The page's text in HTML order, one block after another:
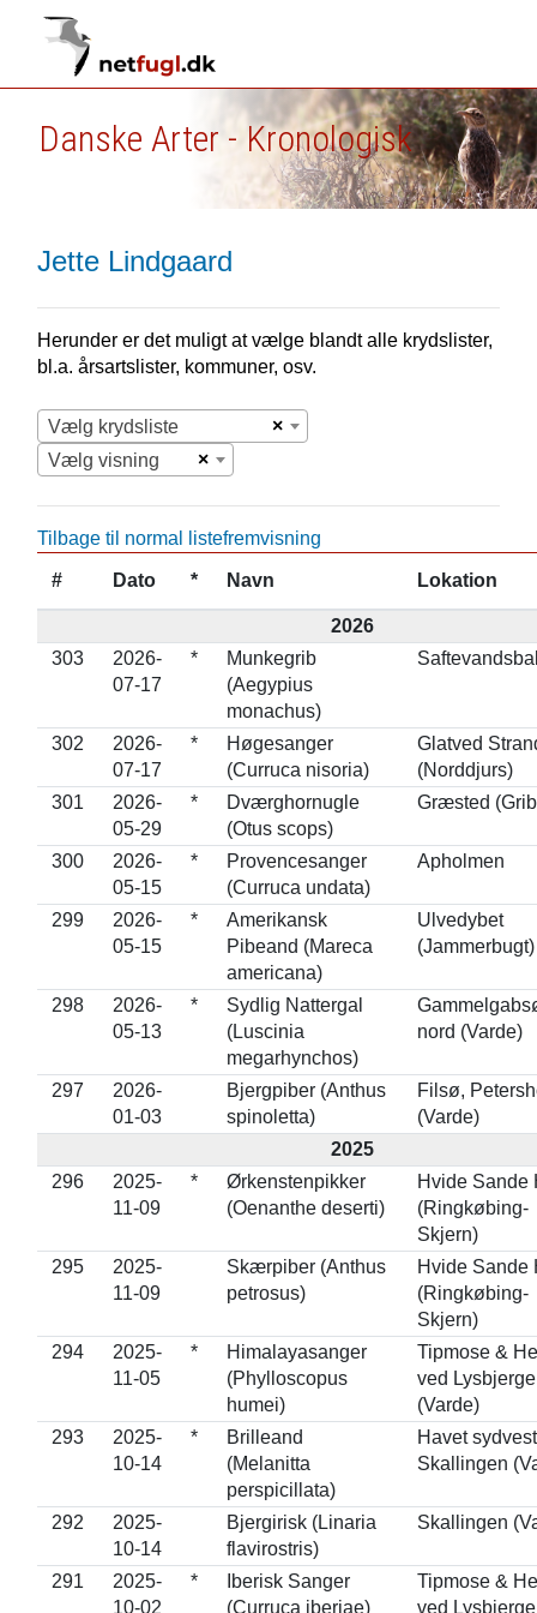
Danske Arter - Kronologisk
Jette Lindgaard
Herunder er det muligt at vælge blandt alle krydslister,
bl.a. årsartslister, kommuner, osv.
×
Vælg krydsliste
×
Vælg visning
Tilbage til normal listefremvisning
# Dato * Navn Lokation
2026
303
2026-
07-17
*
Munkegrib
(Aegypius
monachus)
302
2026-
07-17
*
Høgesanger
(Curruca nisoria)
Glatved
(Norddjurs)
301
2026-
05-29
*
Dværghornugle
(Otus scops)
Græsted
300
2026-
05-15
*
Provencesanger
(Curruca undata)
Apholmen
299
2026-
05-15
*
Amerikansk
Pibeand (Mareca
americana)
Ulvedybet
(Jammerbugt)
298
2026-
05-13
*
Sydlig Nattergal
(Luscinia
megarhynchos)
nord (Varde)
297
2026-
01-03
Bjergpiber (Anthus
spinoletta)
Filsø,
(Varde)
2025
296
2025-
11-09
*
Ørkenstenpikker
(Oenanthe deserti)
Hvide Sande
(Ringkøbing-
Skjern)
295
2025-
11-09
Skærpiber (Anthus
petrosus)
Hvide Sande
(Ringkøbing-
Skjern)
294
2025-
11-05
*
Himalayasanger
(Phylloscopus
humei)
Tipmose &
ved Lysbjerge
(Varde)
293
2025-
10-14
*
Brilleand
(Melanitta
perspicillata)
Havet
Skallingen
292
2025-
10-14
Bjergirisk (Linaria
flavirostris)
Skallingen
291
2025-
10-02
*
Iberisk Sanger
(Curruca iberiae)
Tipmose &
ved Lysbjerge